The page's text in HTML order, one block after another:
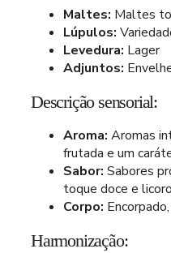
Maltes: Maltes
Lúpulos:
Levedura: Lager
Adjuntos:
Descrição sensorial:
Aroma: Aromas
frutada e um
Sabor: Sabores
toque doce e
Corpo:
Harmonização: